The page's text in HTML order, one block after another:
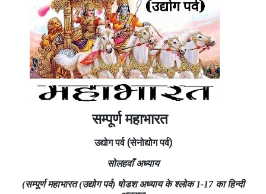
सम्पूर्ण महाभारत
उद्योगपर्व(सेनोद्योग पर्व)
सोलहवाँ अध्याय
(सम्पूर्ण महाभारत (उद्योग पर्व) षोडश अध्याय के श्लोक 1-17 का हिन्दी